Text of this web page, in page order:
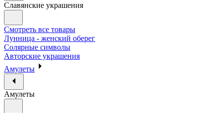
Славянские украшения
Смотреть все товары
Лунница - женский оберег
Солярные символы
Авторские украшения
Амулеты
Амулеты